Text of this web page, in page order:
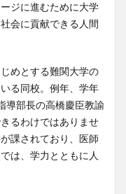
ジに進むために大学
会に貢献できる人間
めとする難関大学の
る同校。例年、学年
導部長の高橋慶臣教諭
るわけではありませ
課されており、医師
は、学力とともに人